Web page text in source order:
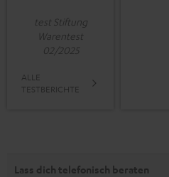
test Stiftung
Warentest
02/2025
ALLE
TESTBERICHTE
Lass dich telefonisch beraten